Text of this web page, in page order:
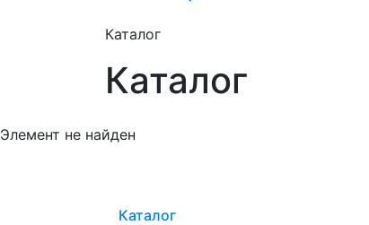
Каталог
Каталог
Элемент не найден
Каталог